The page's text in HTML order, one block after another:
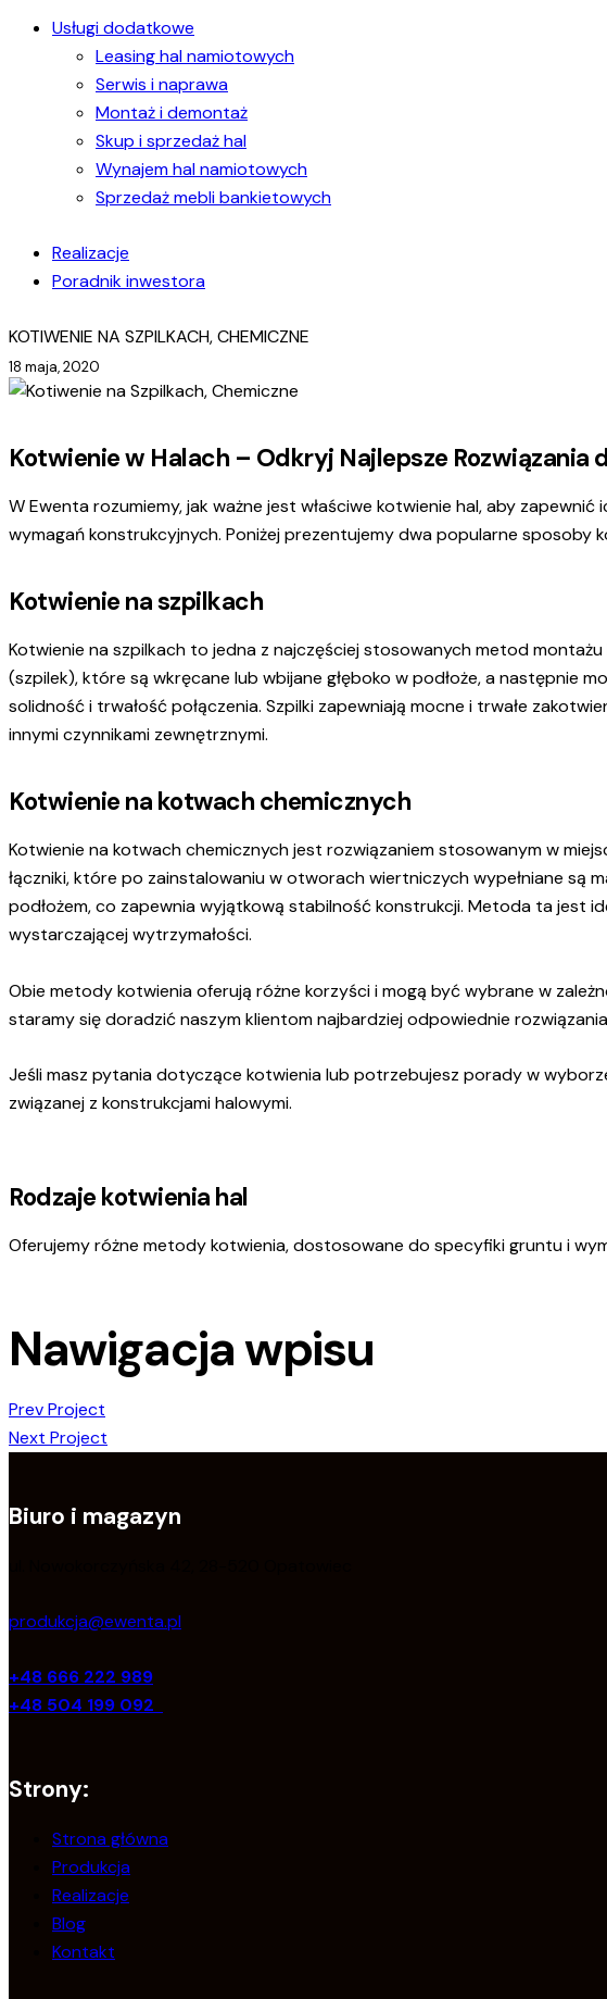
Usługi dodatkowe
Leasing hal namiotowych
Serwis i naprawa
Montaż i demontaż
Skup i sprzedaż hal
Wynajem hal namiotowych
Sprzedaż mebli bankietowych
Realizacje
Poradnik inwestora
KOTIWENIE NA SZPILKACH, CHEMICZNE
18 maja, 2020
Kotwienie w Halach – Odkryj Najlepsze Rozwiązania
W Ewenta rozumiemy, jak ważne jest właściwe kotwienie hal, aby
wymagań konstrukcyjnych. Poniżej prezentujemy dwa popularne sposoby
Kotwienie na szpilkach
Kotwienie na szpilkach to jedna z najczęściej stosowanych metod
(szpilek), które są wkręcane lub wbijane głęboko w podłoże, a następnie
solidność i trwałość połączenia. Szpilki zapewniają mocne i trwałe
innymi czynnikami zewnętrznymi.
Kotwienie na kotwach chemicznych
Kotwienie na kotwach chemicznych jest rozwiązaniem stosowanym w
łączniki, które po zainstalowaniu w otworach wiertniczych wypełniane są
podłożem, co zapewnia wyjątkową stabilność konstrukcji. Metoda ta jest
wystarczającej wytrzymałości.
Obie metody kotwienia oferują różne korzyści i mogą być wybrane w
staramy się doradzić naszym klientom najbardziej odpowiednie
Jeśli masz pytania dotyczące kotwienia lub potrzebujesz porady w
związanej z konstrukcjami halowymi.
Rodzaje kotwienia hal
Oferujemy różne metody kotwienia, dostosowane do specyfiki gruntu i
Nawigacja wpisu
Prev Project
Next Project
Biuro i magazyn
produkcja@ewenta.pl
+48 666 222 989
+48 504 199 092
Strony:
Strona główna
Produkcja
Realizacje
Blog
Kontakt